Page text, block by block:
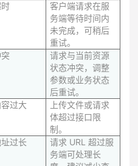
客户端请求在服
务端等待时间内
未完成，可稍后
重试。
请求与当前资源
状态冲突，调整
参数或业务状态
后重试。
过大
上传文件或请求
体超过接口限
制。
过长
请求 URL 超过服
务端可处理长